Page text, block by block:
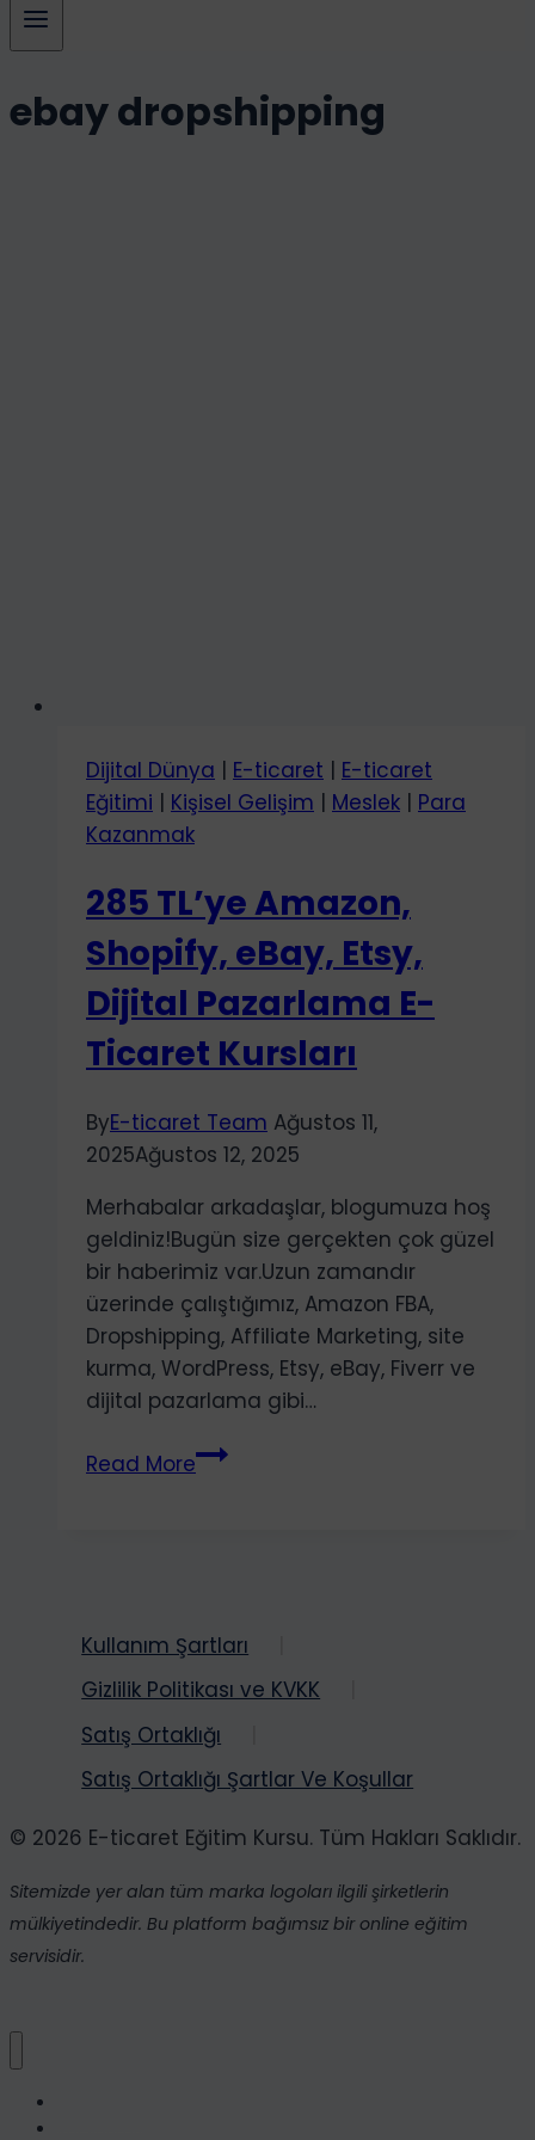
ebay dropshipping
Dijital Dünya | E-ticaret | E-ticaret
Eğitimi | Kişisel Gelişim | Meslek | Para
Kazanmak
285 TL’ye Amazon,
Shopify, eBay, Etsy,
Dijital Pazarlama E-
Ticaret Kursları
ByE-ticaret Team Ağustos 11,
2025Ağustos 12, 2025
Merhabalar arkadaşlar, blogumuza hoş
geldiniz!Bugün size gerçekten çok güzel
bir haberimiz var.Uzun zamandır
üzerinde çalıştığımız, Amazon FBA,
Dropshipping, Affiliate Marketing, site
kurma, WordPress, Etsy, eBay, Fiverr ve
dijital pazarlama gibi…
Read More285
Dijital
Pazarlama
Ticaret
Kursları
Kullanım Şartları
Gizlilik Politikası ve KVKK
Satış Ortaklığı
Satış Ortaklığı Şartlar Ve Koşullar
© 2026 E-ticaret Eğitim Kursu. Tüm Hakları Saklıdır.
Sitemizde yer alan tüm marka logoları ilgili şirketlerin
mülkiyetindedir. Bu platform bağımsız bir online eğitim
servisidir.